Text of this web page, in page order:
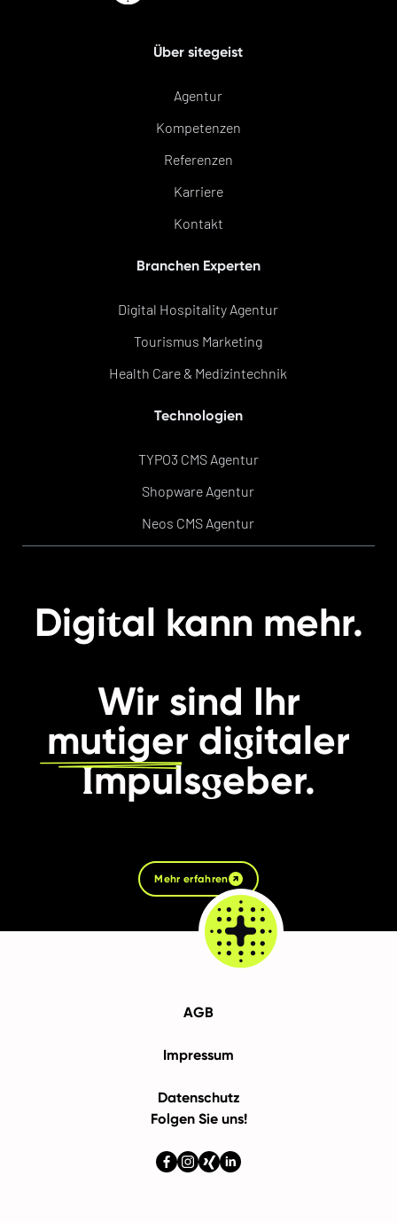
Über sitegeist
Agentur
Kompetenzen
Referenzen
Karriere
Kontakt
Branchen Experten
Digital Hospitality Agentur
Tourismus Marketing
Health Care & Medizintechnik
Technologien
TYPO3 CMS Agentur
Shopware Agentur
Neos CMS Agentur
Digital kann mehr.
Wir sind Ihr
mutiger digitaler
Impulsgeber.
Mehr erfahren
AGB
Impressum
Datenschutz
Folgen Sie uns!